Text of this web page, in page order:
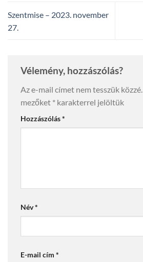
Szentmise – 2023. november
27.
Vélemény, hozzászólás?
Az e-mail címet nem tesszük közzé.
mezőket * karakterrel jelöltük
Hozzászólás*
Név*
E-mail cím *